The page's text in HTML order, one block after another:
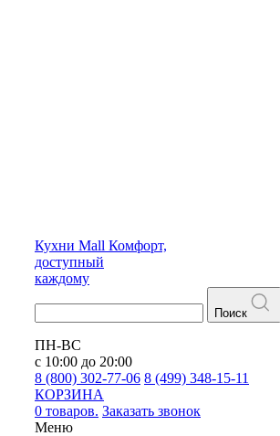
Кухни Mall Комфорт,
доступный
каждому
Поиск
ПН-ВС
с 10:00 до 20:00
8 (800) 302-77-06 8 (499) 348-15-11
КОРЗИНА
0 товаров. Заказать звонок
Меню